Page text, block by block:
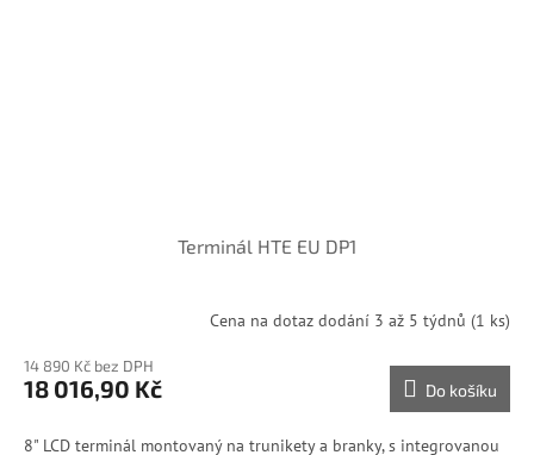
Terminál HTE EU DP1
Cena na dotaz dodání 3 až 5 týdnů (1 ks)
14 890 Kč bez DPH
18 016,90 Kč Do košíku
8" LCD terminál montovaný na trunikety a branky, s integrovanou